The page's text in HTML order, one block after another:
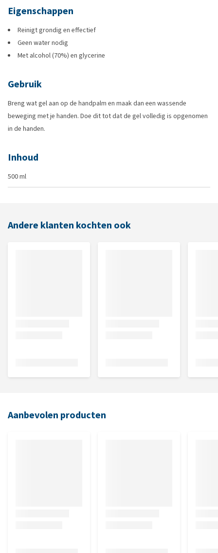
Eigenschappen
Reinigt grondig en effectief
Geen water nodig
Met alcohol (70%) en glycerine
Gebruik
Breng wat gel aan op de handpalm en maak dan een wassende
beweging met je handen. Doe dit tot dat de gel volledig is opgenomen
in de handen.
Inhoud
500 ml
Andere klanten kochten ook
Aanbevolen producten